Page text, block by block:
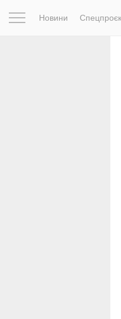
Новини